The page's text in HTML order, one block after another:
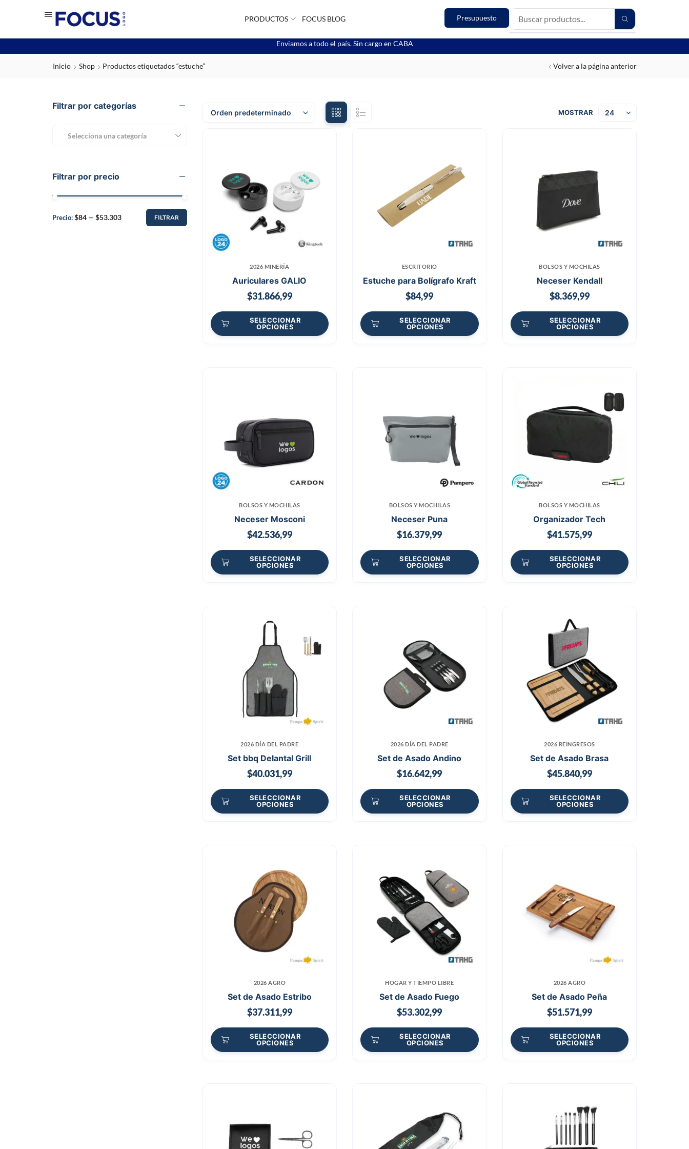
PRODUCTOS FOCUS BLOG Presupuesto
Enviamos a todo el país. Sin cargo en CABA
Inicio Shop Productos etiquetados “estuche” Volver a la página anterior
Filtrar por categorías
Selecciona una categoría
Filtrar por precio
FILTRAR
Precio:$84 — $53.303
MOSTRAR
2026 MINERÍA
Auriculares GALIO
$31.866,99
SELECCIONAR
OPCIONES
ESCRITORIO
Estuche para Bolígrafo Kraft
$84,99
SELECCIONAR
OPCIONES
BOLSOS Y MOCHILAS
Neceser Kendall
$8.369,99
SELECCIONAR
OPCIONES
BOLSOS Y MOCHILAS
Neceser Mosconi
$42.536,99
SELECCIONAR
OPCIONES
BOLSOS Y MOCHILAS
Neceser Puna
$16.379,99
SELECCIONAR
OPCIONES
BOLSOS Y MOCHILAS
Organizador Tech
$41.575,99
SELECCIONAR
OPCIONES
2026 DÍA DEL PADRE
Set bbq Delantal Grill
$40.031,99
SELECCIONAR
OPCIONES
2026 DÍA DEL PADRE
Set de Asado Andino
$16.642,99
SELECCIONAR
OPCIONES
2026 REINGRESOS
Set de Asado Brasa
$45.840,99
SELECCIONAR
OPCIONES
2026 AGRO
Set de Asado Estribo
$37.311,99
SELECCIONAR
OPCIONES
HOGAR Y TIEMPO LIBRE
Set de Asado Fuego
$53.302,99
SELECCIONAR
OPCIONES
2026 AGRO
Set de Asado Peña
$51.571,99
SELECCIONAR
OPCIONES